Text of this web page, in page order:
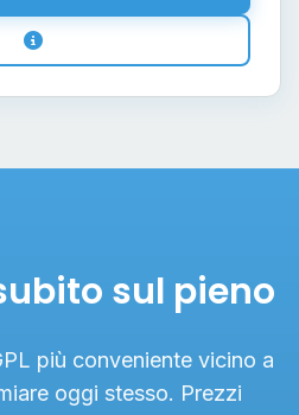
sul pieno
più conveniente vicino a
oggi stesso. Prezzi